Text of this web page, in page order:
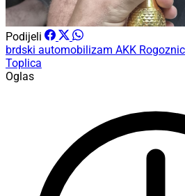
Podijeli
brdski automobilizam AKK
Toplica
Oglas